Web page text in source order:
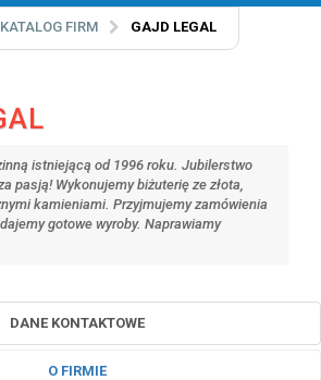
KATALOG FIRM GAJD LEGAL
istniejącą od 1996 roku. Jubilerstwo
pasją! Wykonujemy biżuterię ze złota,
kamieniami. Przyjmujemy zamówienia
gotowe wyroby. Naprawiamy
DANE KONTAKTOWE
O FIRMIE